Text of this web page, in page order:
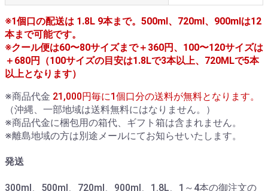
※1個口の配送は 1.8L 9本まで。500ml、720ml、900mlは12
本まで可能です。
※クール便は60〜80サイズまで＋360円、100〜120サイズは
＋680円（100サイズの目安は1.8Lで3本以上、720MLで5本
以上となります）
※商品代金 21,000円毎に1個口分の送料が無料となります。
（沖縄、一部地域は送料無料にはなりません。）
※商品代金に梱包用の箱代、ギフト箱は含まれません。
※離島地域の方は別途メールにてお知らせいたします。
発送
300ml、500ml、720ml、900ml、1.8L、1～4本の御注文の